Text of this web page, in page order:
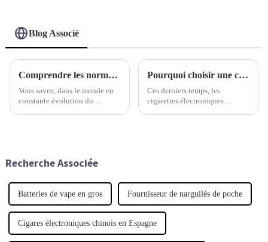
Blog Associé
Comprendre les normes de l'industrie pour une production optimale de vaporisateurs personnalisés
Vous savez, dans le monde en
constante évolution du
Pourquoi choisir une cigarette électronique jetable peut transformer votre expérience de vapotage
Ces derniers temps, les
cigarettes électroniques
Recherche Associée
Batteries de vape en gros Fournisseur de narguilés de poche
Cigares électroniques chinois en Espagne